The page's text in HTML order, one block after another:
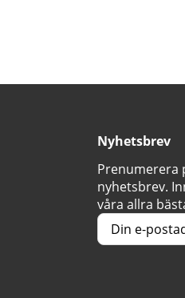
Nyhetsbrev
Prenumerera
nyhetsbrev.
våra allra